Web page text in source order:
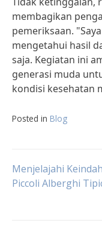
membagikan
pemeriksaan.
mengetahui hasil
saja. Kegiatan ini
generasi muda
kondisi kesehatan
Posted in Blog
Post
Menjelajahi
Piccoli Alberghi